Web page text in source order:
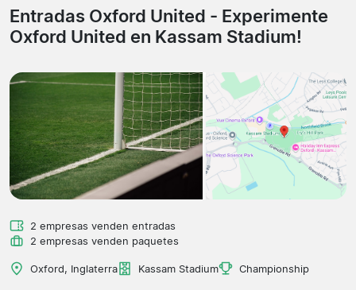
Equipos
Ligas
Entradas Oxford United - Experimente
Oxford United en Kassam Stadium!
2 empresas venden entradas
2 empresas venden paquetes
Oxford, Inglaterra Kassam Stadium Championship